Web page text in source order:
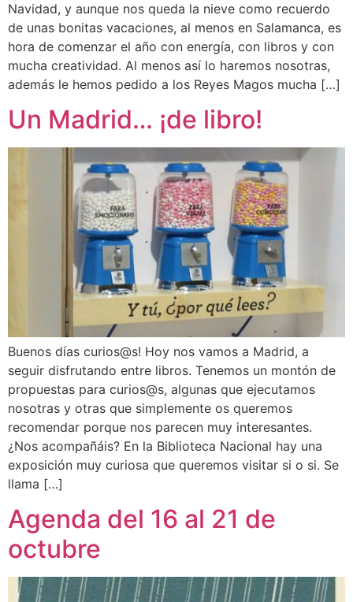
Navidad, y aunque nos queda la nieve como recuerdo
de unas bonitas vacaciones, al menos en Salamanca, es
hora de comenzar el año con energía, con libros y con
mucha creatividad. Al menos así lo haremos nosotras,
además le hemos pedido a los Reyes Magos mucha […]
Un Madrid… ¡de libro!
Buenos días curios@s! Hoy nos vamos a Madrid, a
seguir disfrutando entre libros. Tenemos un montón de
propuestas para curios@s, algunas que ejecutamos
nosotras y otras que simplemente os queremos
recomendar porque nos parecen muy interesantes.
¿Nos acompañáis? En la Biblioteca Nacional hay una
exposición muy curiosa que queremos visitar si o si. Se
llama […]
Agenda del 16 al 21 de
octubre